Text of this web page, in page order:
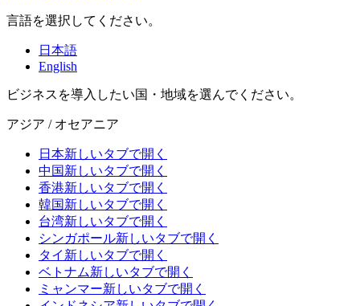
言語を選択してください。
日本語
English
ビジネスを導入したい国・地域を選んでください。
アジア / オセアニア
日本新しいタブで開く
中国新しいタブで開く
香港新しいタブで開く
韓国新しいタブで開く
台湾新しいタブで開く
シンガポール新しいタブで開く
タイ 新しいタブで開く
ベトナム新しいタブで開く
ミャンマー新しいタブで開く